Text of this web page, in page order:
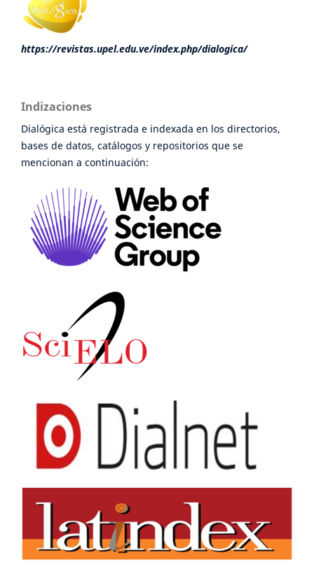
https://revistas.upel.edu.ve/index.php/dialogica/
Indizaciones
Dialógica está registrada e indexada en los directorios,
bases de datos, catálogos y repositorios que se
mencionan a continuación: